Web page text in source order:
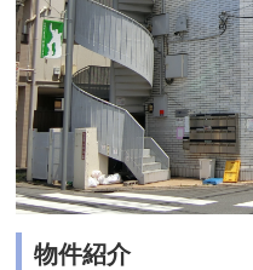
物件紹介